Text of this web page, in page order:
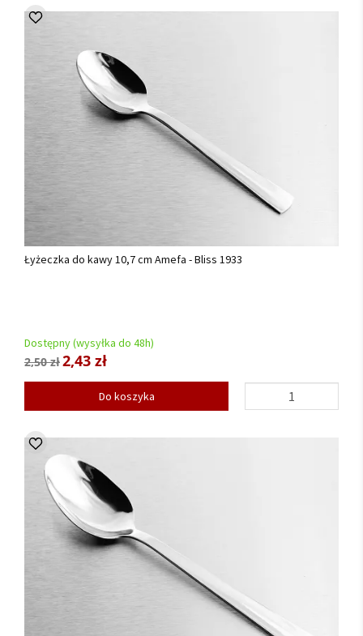
Łyżeczka do kawy 10,7 cm Amefa - Bliss 1933
Dostępny (wysyłka do 48h)
2,50 zł2,43 zł
Do koszyka